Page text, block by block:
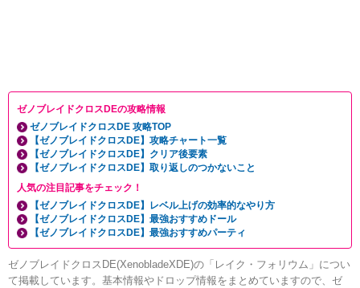
ゼノブレイドクロスDEの攻略情報
ゼノブレイドクロスDE 攻略TOP
【ゼノブレイドクロスDE】攻略チャート一覧
【ゼノブレイドクロスDE】クリア後要素
【ゼノブレイドクロスDE】取り返しのつかないこと
人気の注目記事をチェック！
【ゼノブレイドクロスDE】レベル上げの効率的なやり方
【ゼノブレイドクロスDE】最強おすすめドール
【ゼノブレイドクロスDE】最強おすすめパーティ
ゼノブレイドクロスDE(XenobladeXDE)の「レイク・フォリウム」につい
て掲載しています。基本情報やドロップ情報をまとめていますので、ゼ